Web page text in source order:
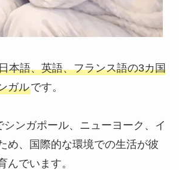
本語、英語、フランス語の3カ国
ガルです。
シンガポール、ニューヨーク、イ
め、国際的な環境での生活が彼
んでいます。